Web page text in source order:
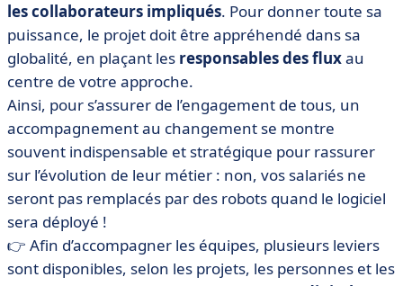
les collaborateurs impliqués. Pour donner toute sa
puissance, le projet doit être appréhendé dans sa
globalité, en plaçant les responsables des fluxau
centre de votre approche.
Ainsi, pour s’assurer de l’engagement de tous, un
accompagnement au changement se montre
souvent indispensable et stratégique pour rassurer
sur l’évolution de leur métier : non, vos salariés ne
seront pas remplacés par des robots quand le logiciel
sera déployé !
👉 Afin d’accompagner les équipes, plusieurs leviers
sont disponibles, selon les projets, les personnes et les